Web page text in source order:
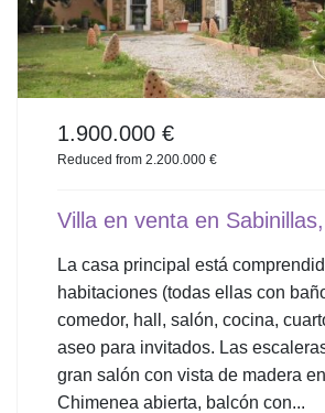
1.900.000 €
Reduced from 2.200.000 €
Villa en venta en
La casa principal está
habitaciones (todas ellas con
comedor, hall, salón, cocina,
aseo para invitados. Las
gran salón con vista de madera
Chimenea abierta, balcón con...